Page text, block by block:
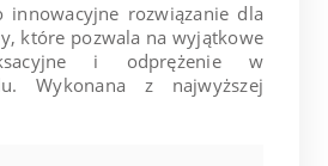
innowacyjne rozwiązanie dla
które pozwala na wyjątkowe
i odprężenie w
Wykonana z najwyższej